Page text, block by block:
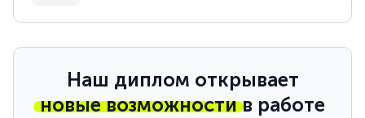
Наш диплом открывает
новые возможностив работе